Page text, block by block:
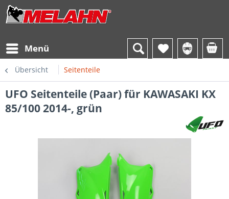
Menü
Übersicht Seitenteile
UFO Seitenteile (Paar) für KAWASAKI KX
85/100 2014-, grün